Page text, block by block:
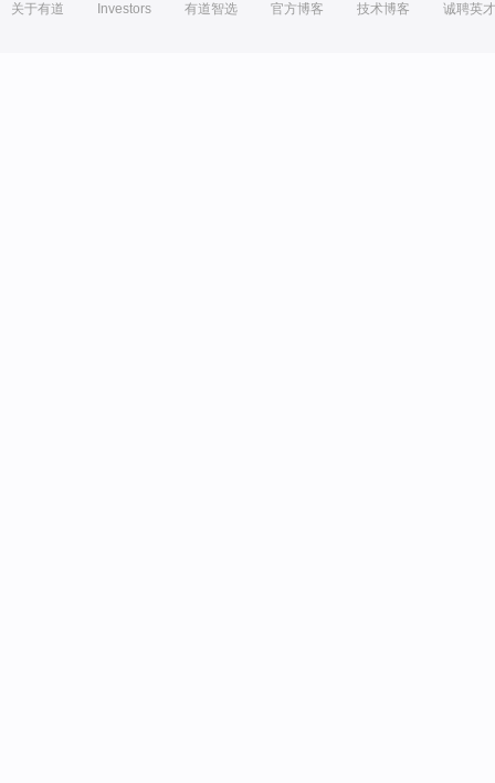
关于有道 Investors 有道智选 官方博客 技术博客 诚聘英才